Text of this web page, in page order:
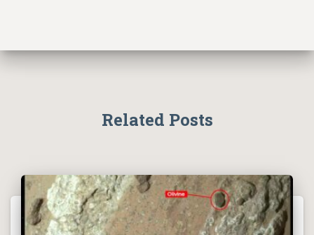
Related Posts